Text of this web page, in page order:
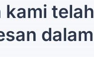
telah
dalam